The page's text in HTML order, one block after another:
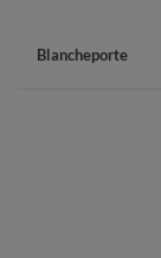
Blancheporte